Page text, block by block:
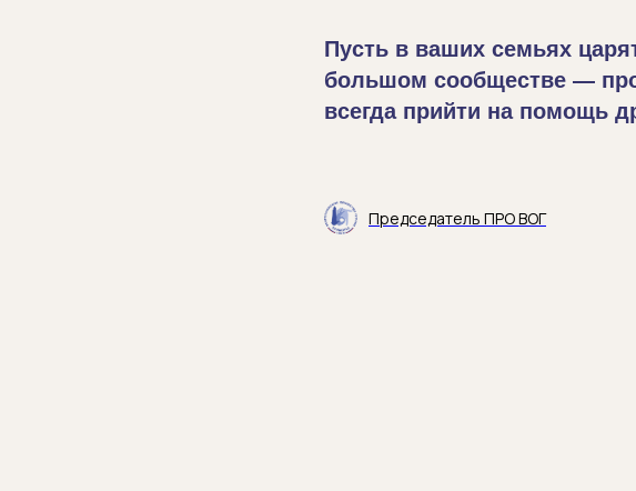
Пусть в ваших семьях
большом сообществе —
всегда прийти на помощь
Председатель ПРО ВОГ